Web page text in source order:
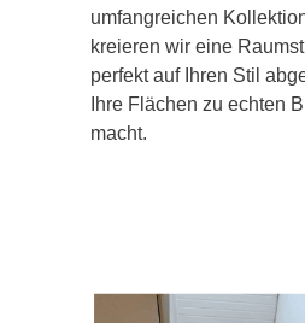
umfangreichen
kreieren wir eine
perfekt auf Ihren Stil
Ihre Flächen zu echten
macht.